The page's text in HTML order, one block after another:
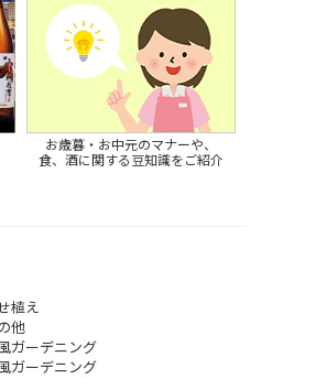
お歳暮・お中元のマナーや、
食、酒に関する豆知識をご紹介
植え
他
ガーデニング
ガーデニング